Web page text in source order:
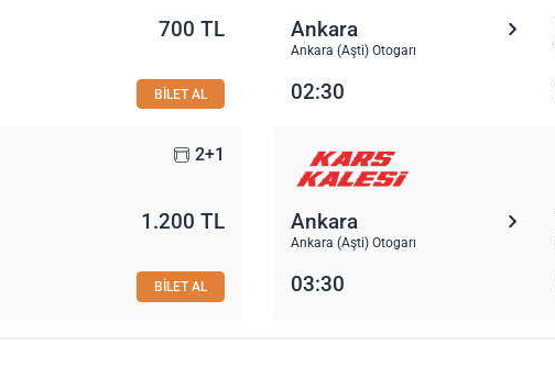
700 TL
BİLET AL
Ankara
Ankara (Aşti) Otogarı
02:30
2+1
1.200 TL
BİLET AL
Ankara
Ankara (Aşti) Otogarı
03:30